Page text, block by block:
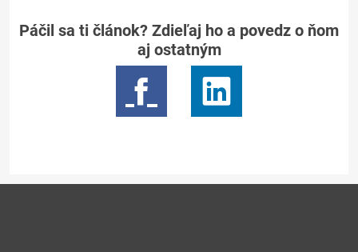
Páčil sa ti článok? Zdieľaj ho a povedz o ňom
aj ostatným